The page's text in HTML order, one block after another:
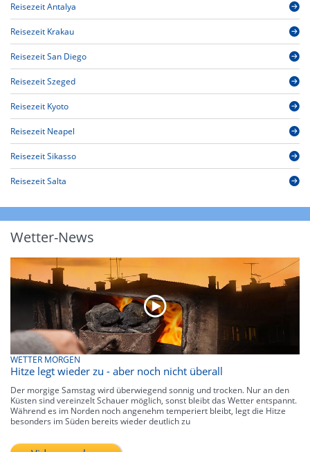
Reisezeit Antalya
Reisezeit Krakau
Reisezeit San Diego
Reisezeit Szeged
Reisezeit Kyoto
Reisezeit Neapel
Reisezeit Sikasso
Reisezeit Salta
Wetter-News
WETTER MORGEN
Hitze legt wieder zu - aber noch nicht überall
Der morgige Samstag wird überwiegend sonnig und trocken. Nur an den
Küsten sind vereinzelt Schauer möglich, sonst bleibt das Wetter entspannt.
Während es im Norden noch angenehm temperiert bleibt, legt die Hitze
besonders im Süden bereits wieder deutlich zu